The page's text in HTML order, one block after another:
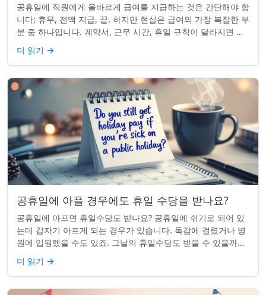
공휴일에 직원에게 올바르게 급여를 지급하는 것은 간단해야 합
니다; 휴무, 전액 지급, 끝. 하지만 현실은 급여의 가장 복잡한 부
분 중 하나입니다. 계약서, 근무 시간, 휴일 규칙이 달라지면 하
나의 공휴일이 준수 문제...
더 읽기 →
공휴일에 아플 경우에도 휴일 수당을 받나요?
공휴일에 아프면 휴일수당도 받나요? 공휴일에 쉬기로 되어 있
는데 갑자기 아프게 되는 경우가 있습니다. 독감에 걸렸거나 병
원에 입원했을 수도 있죠. 그날의 휴일수당도 받을 수 있을까요?
이는 흔한 질문이며, 답변은 주...
더 읽기 →